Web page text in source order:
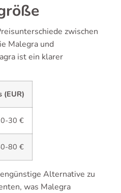
zwischen
Malegra und
ist ein klarer
(EUR)
30 €
80 €
Alternative zu
was Malegra